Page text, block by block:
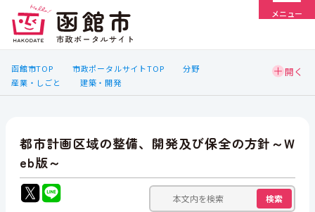
メニュー
函館市TOP 市政ポータルサイトTOP
分野
産業・しごと
建築・開発
都市計画区域の整備、開発及び保全の方針～W
eb版～
検索